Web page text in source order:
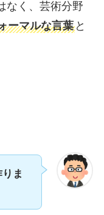
なく、芸術分野
ーマルな言葉と
ま